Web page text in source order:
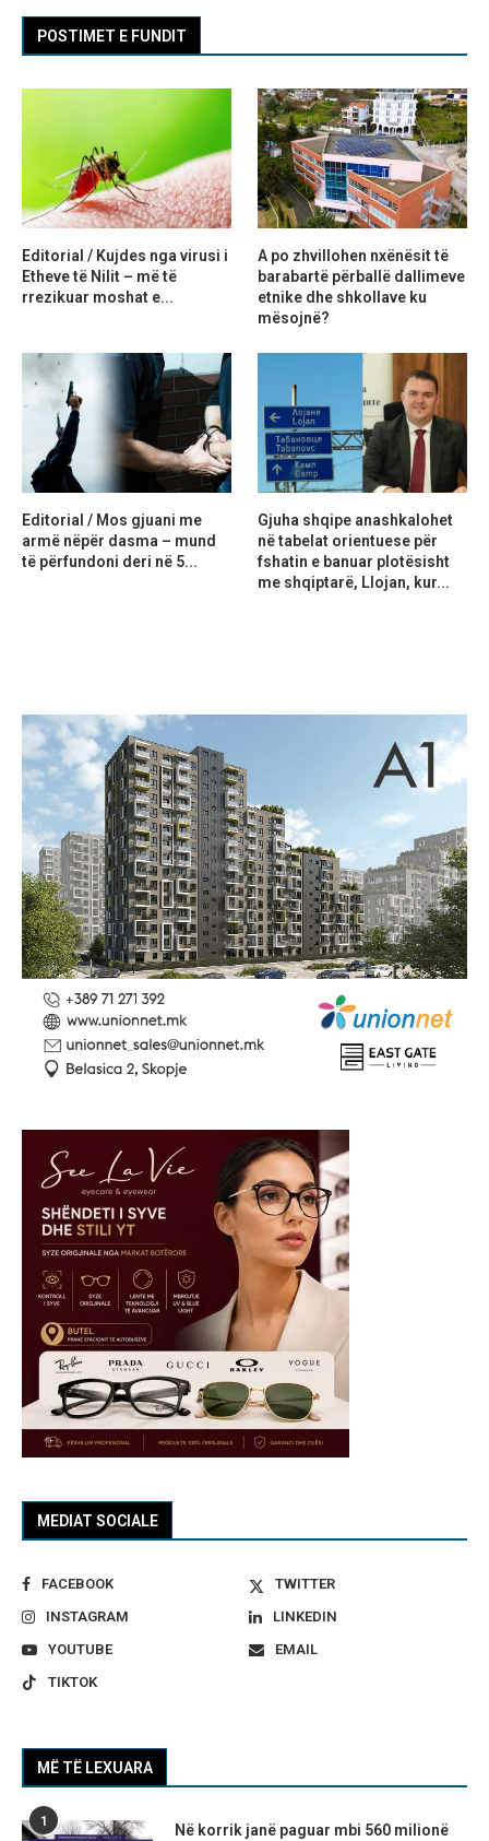
MEDIAT SOCIALE
FACEBOOK
TWITTER
INSTAGRAM
LINKEDIN
YOUTUBE
EMAIL
TIKTOK
MË TË LEXUARA
1
Në korrik janë paguar mbi 560 milionë
POSTIMET E FUNDIT
Editorial / Kujdes nga virusi i
Etheve të Nilit – më të
rrezikuar moshat e...
A po zhvillohen nxënësit të
barabartë përballë dallimeve
etnike dhe shkollave ku
mësojnë?
Editorial / Mos gjuani me
armë nëpër dasma – mund
të përfundoni deri në 5...
Gjuha shqipe anashkalohet
në tabelat orientuese për
fshatin e banuar plotësisht
me shqiptarë, Llojan, kur...